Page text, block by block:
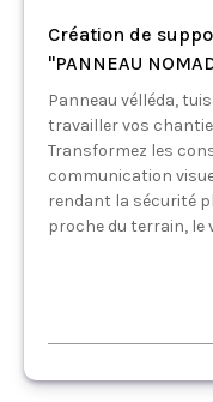
Création de
"PANNEAU
Panneau vélléda,
travailler vos
Transformez les
communication
rendant la sécurité
proche du terrain, le